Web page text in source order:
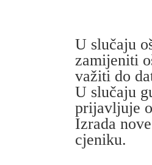
U slučaju
zamijeniti
važiti do
U slučaju
prijavljuje
Izrada
cjeniku.